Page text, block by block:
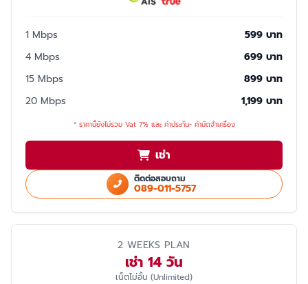
1 Mbps
599 บาท
4 Mbps
699 บาท
15 Mbps
899 บาท
20 Mbps
1,199 บาท
* ราคานี้ยังไม่รวม Vat 7% และ ค่าประกัน- ค่ามัดจำเครื่อง
เช่า
ติดต่อสอบถาม
089-011-5757
2 WEEKS PLAN
เช่า 14 วัน
เน็ตไม่อั้น (Unlimited)